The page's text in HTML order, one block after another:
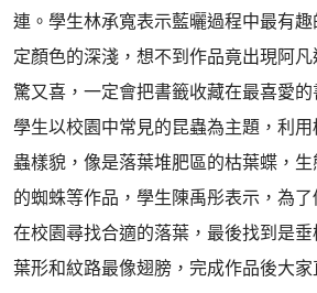
連。學生林承寬表示藍曬過程中最有
定顏色的深淺，想不到作品竟出現阿
驚又喜，一定會把書籤收藏在最喜愛的
學生以校園中常見的昆蟲為主題，利
蟲樣貌，像是落葉堆肥區的枯葉蝶，
的蜘蛛等作品，學生陳禹彤表示，為了
在校園尋找合適的落葉，最後找到是
葉形和紋路最像翅膀，完成作品後大家